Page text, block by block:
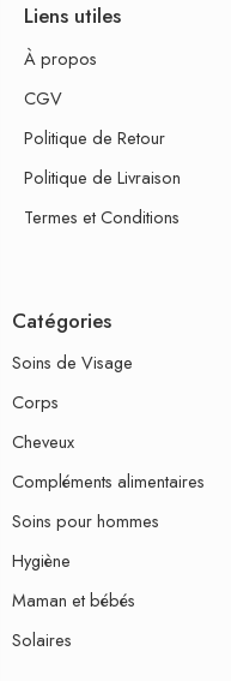
Liens utiles
À propos
CGV
Politique de Retour
Politique de Livraison
Termes et Conditions
Catégories
Soins de Visage
Corps
Cheveux
Compléments alimentaires
Soins pour hommes
Hygiène
Maman et bébés
Solaires